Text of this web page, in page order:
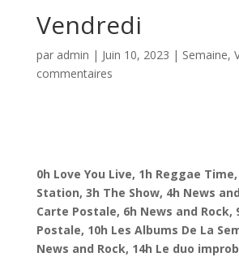
Vendredi
par admin | Juin 10, 2023 | Semaine,
commentaires
0h Love You Live, 1h Reggae
Station, 3h The Show, 4h News
Carte Postale, 6h News and Rock,
Postale, 10h Les Albums De La
News and Rock, 14h Le duo